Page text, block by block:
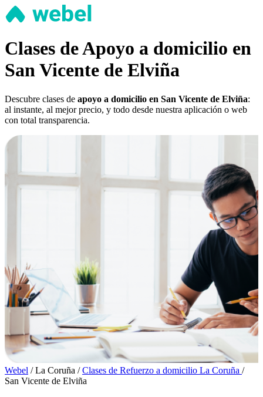
Clases de Apoyo a domicilio en
San Vicente de Elviña
Descubre clases de apoyo a domicilio en San Vicente de Elviña:
al instante, al mejor precio, y todo desde nuestra aplicación o web
con total transparencia.
Webel / La Coruña / Clases de Refuerzo a domicilio La Coruña /
San Vicente de Elviña